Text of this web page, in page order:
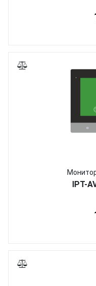
IPT-